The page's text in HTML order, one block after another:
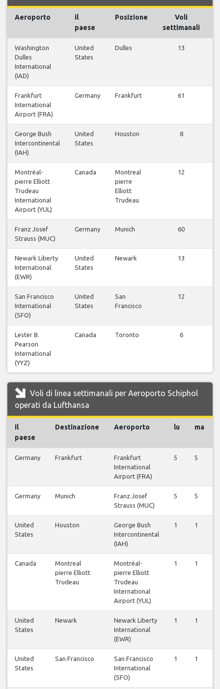
Aeroporto
il
paese
Posizione
Voli
settimanali
Washington
Dulles
International
(IAD)
United
States
Dulles 13
Frankfurt
International
Airport (FRA)
Germany Frankfurt 61
George Bush
Intercontinental
(IAH)
United
States
Houston 8
Montréal-
pierre Elliott
Trudeau
International
Airport (YUL)
Canada
Montreal
pierre
Elliott
Trudeau
12
Franz Josef
Strauss (MUC)
Germany Munich 60
Newark Liberty
International
(EWR)
United
States
Newark 13
San Francisco
International
(SFO)
United
States
San
Francisco
12
Lester B.
Pearson
International
(YYZ)
Canada Toronto 6
Voli di linea settimanali per Aeroporto Schiphol
operati da Lufthansa
il
paese
Destinazione Aeroporto lu ma
Germany Frankfurt
Frankfurt
International
Airport (FRA)
5 5
Germany Munich
Franz Josef
Strauss (MUC)
5 5
United
States
Houston
George Bush
Intercontinental
(IAH)
1 1
Canada
Montreal
pierre Elliott
Trudeau
Montréal-
pierre Elliott
Trudeau
International
Airport (YUL)
1 1
United
States
Newark
Newark Liberty
International
(EWR)
1 1
United
States
San Francisco
San Francisco
International
(SFO)
1 1